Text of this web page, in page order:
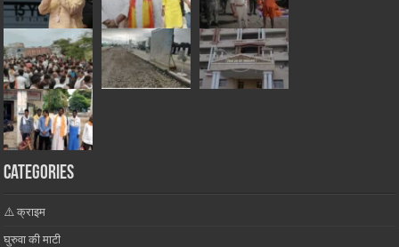
Categories
⚠️ क्राइम
घुरुवा की माटी